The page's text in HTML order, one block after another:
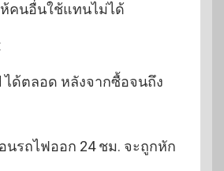
ห้คนอื่นใช้แทนไม่ได้
ได้ตลอด หลังจากซื้อจนถึง
นรถไฟออก 24 ชม. จะถูกหัก